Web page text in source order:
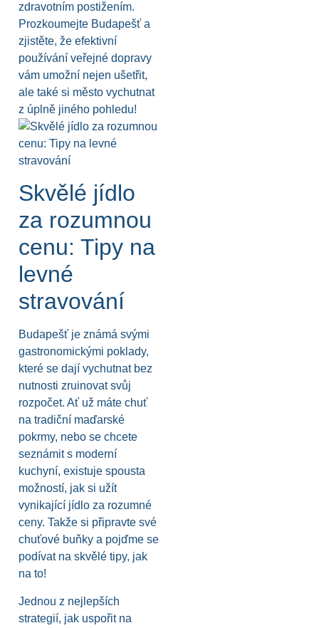
zdravotním postižením.
Prozkoumejte Budapešť a
zjistěte, že efektivní
používání veřejné dopravy
vám umožní nejen ušetřit,
ale také si město vychutnat
z úplně jiného pohledu!
Skvělé jídlo
za rozumnou
cenu: Tipy na
levné
stravování
Budapešť je známá svými
gastronomickými poklady,
které se dají vychutnat bez
nutnosti zruinovat svůj
rozpočet. Ať už máte chuť
na tradiční maďarské
pokrmy, nebo se chcete
seznámit s moderní
kuchyní, existuje spousta
možností, jak si užít
vynikající jídlo za rozumné
ceny. Takže si připravte své
chuťové buňky a pojďme se
podívat na skvělé tipy, jak
na to!
Jednou z nejlepších
strategií, jak uspořit na